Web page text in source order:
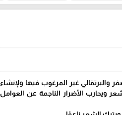
والبرتقالي غير المرغوب فيها ولإنشاء
ويحارب الأضرار الناجمة عن العوامل